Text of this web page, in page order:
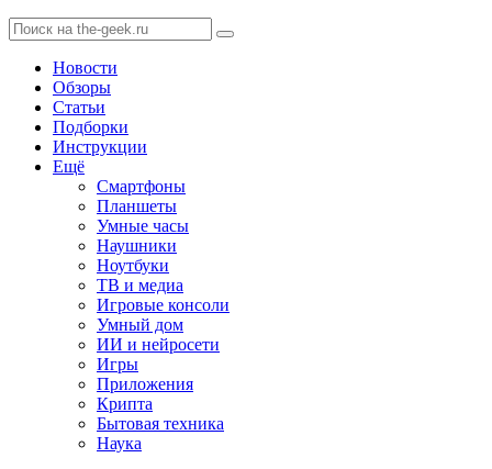
Новости
Обзоры
Статьи
Подборки
Инструкции
Ещё
Смартфоны
Планшеты
Умные часы
Наушники
Ноутбуки
ТВ и медиа
Игровые консоли
Умный дом
ИИ и нейросети
Игры
Приложения
Крипта
Бытовая техника
Наука